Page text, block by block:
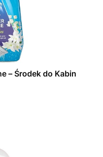
– Środek do Kabin